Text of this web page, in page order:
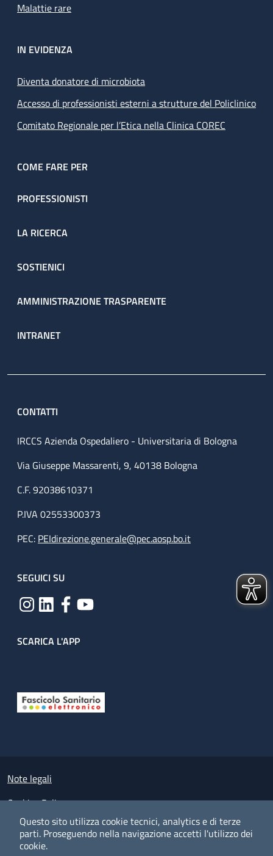
Questo sito utilizza cookie tecnici, analytics e di terze
parti. Proseguendo nella navigazione accetti l'utilizzo dei
cookie.
Malattie rare
IN EVIDENZA
Diventa donatore di microbiota
Accesso di professionisti esterni a strutture del Policlinico
Comitato Regionale per l’Etica nella Clinica COREC
COME FARE PER
PROFESSIONISTI
LA RICERCA
SOSTIENICI
AMMINISTRAZIONE TRASPARENTE
INTRANET
CONTATTI
IRCCS Azienda Ospedaliero - Universitaria di Bologna
Via Giuseppe Massarenti, 9, 40138 Bologna
C.F. 92038610371
P.IVA 02553300373
PEC: PEIdirezione.generale@pec.aosp.bo.it
SEGUICI SU
SCARICA L'APP
Small prints
Note legali
Cookies Policy
Policy privacy e protezione del dato personale
Albo pretorio on-line